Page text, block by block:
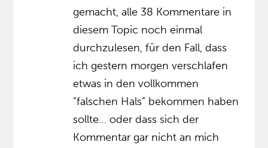
gemacht, alle 38 Kommentare in
diesem Topic noch einmal
durchzulesen, für den Fall, dass
ich gestern morgen verschlafen
etwas in den vollkommen
“falschen Hals” bekommen haben
sollte… oder dass sich der
Kommentar gar nicht an mich